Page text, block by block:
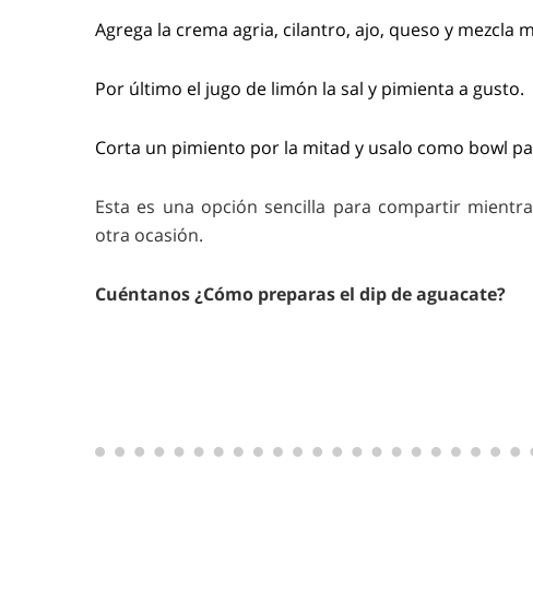
Agrega la crema agria, cilantro, ajo, queso y mezcla
Por último el jugo de limón la sal y pimienta a gusto.
Corta un pimiento por la mitad y usalo como bowl
Esta es una opción sencilla para compartir
otra ocasión.
Cuéntanos ¿Cómo preparas el dip de aguacate?